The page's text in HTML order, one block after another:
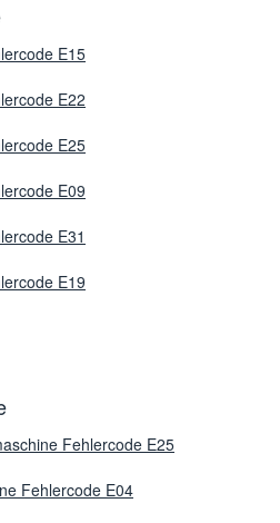
E15
E22
E25
E09
E31
E19
Fehlercode E25
Fehlercode E04